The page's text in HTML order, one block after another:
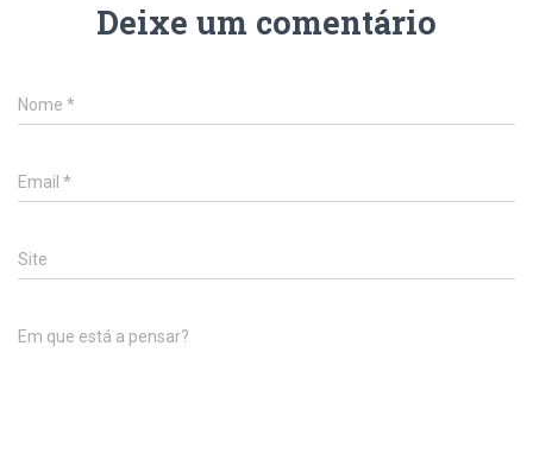
Deixe um comentário
Nome *
Email *
Site
Em que está a pensar?